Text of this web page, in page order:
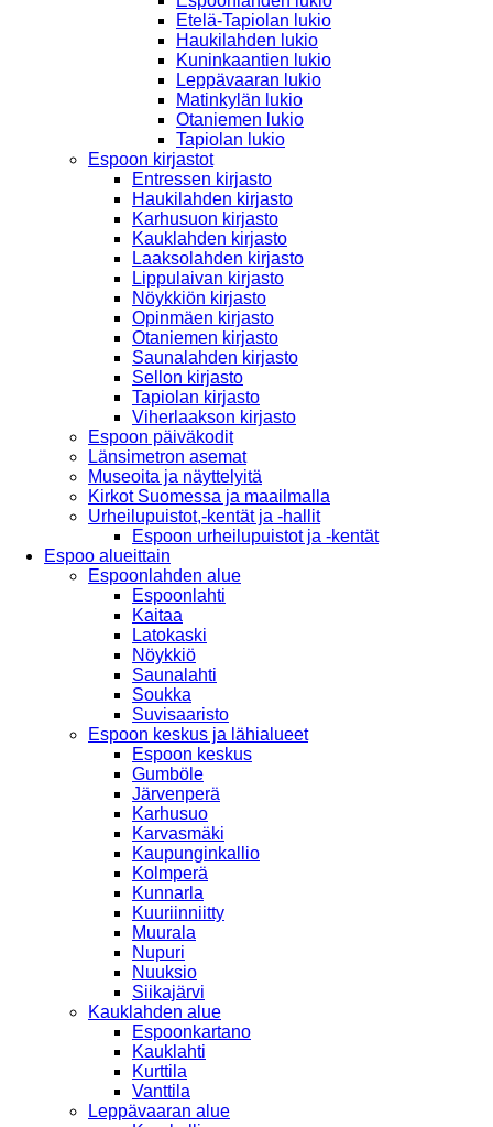
Etelä-Tapiolan lukio
Haukilahden lukio
Kuninkaantien lukio
Leppävaaran lukio
Matinkylän lukio
Otaniemen lukio
Tapiolan lukio
Espoon kirjastot
Entressen kirjasto
Haukilahden kirjasto
Karhusuon kirjasto
Kauklahden kirjasto
Laaksolahden kirjasto
Lippulaivan kirjasto
Nöykkiön kirjasto
Opinmäen kirjasto
Otaniemen kirjasto
Saunalahden kirjasto
Sellon kirjasto
Tapiolan kirjasto
Viherlaakson kirjasto
Espoon päiväkodit
Länsimetron asemat
Museoita ja näyttelyitä
Kirkot Suomessa ja maailmalla
Urheilupuistot,-kentät ja -hallit
Espoon urheilupuistot ja -kentät
Espoo alueittain
Espoonlahden alue
Espoonlahti
Kaitaa
Latokaski
Nöykkiö
Saunalahti
Soukka
Suvisaaristo
Espoon keskus ja lähialueet
Espoon keskus
Gumböle
Järvenperä
Karhusuo
Karvasmäki
Kaupunginkallio
Kolmperä
Kunnarla
Kuuriinniitty
Muurala
Nupuri
Nuuksio
Siikajärvi
Kauklahden alue
Espoonkartano
Kauklahti
Kurttila
Vanttila
Leppävaaran alue